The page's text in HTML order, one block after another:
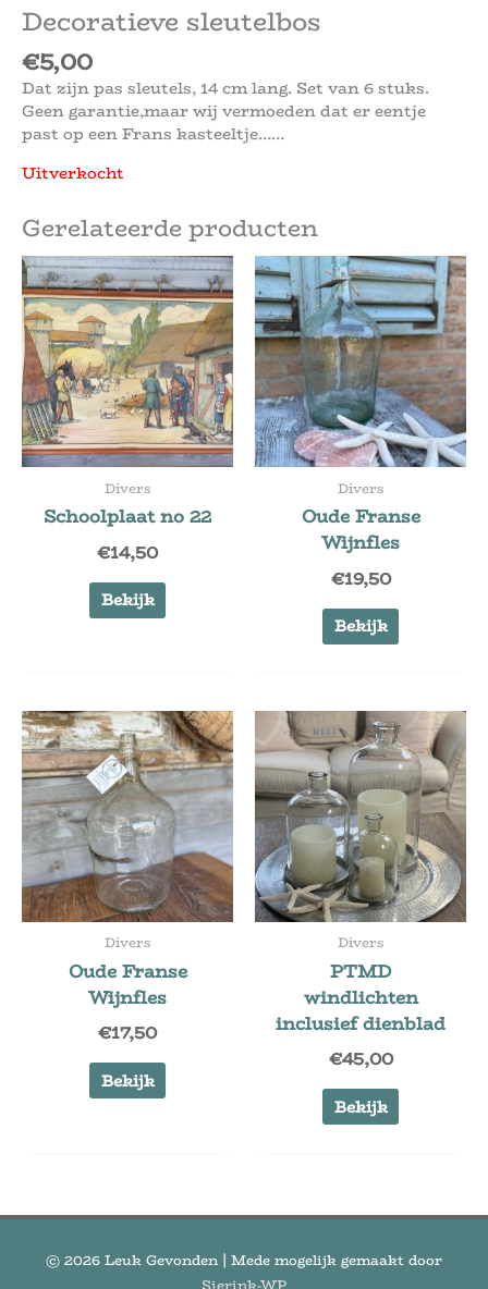
Decoratieve sleutelbos
€5,00
Dat zijn pas sleutels, 14 cm lang. Set van 6 stuks.
Geen garantie,maar wij vermoeden dat er eentje
past op een Frans kasteeltje……
Uitverkocht
Gerelateerde producten
Divers
Schoolplaat no 22
€14,50
Bekijk
Divers
Oude Franse
Wijnfles
€19,50
Bekijk
Divers
Oude Franse
Wijnfles
€17,50
Bekijk
Divers
PTMD
windlichten
inclusief dienblad
€45,00
Bekijk
© 2026 Leuk Gevonden | Mede mogelijk gemaakt door
Sierink-WP